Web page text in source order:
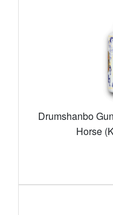
Drumshanbo
Horse